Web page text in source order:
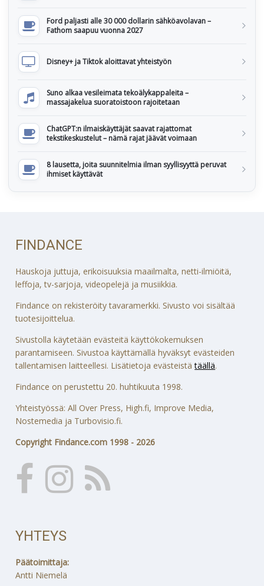
Ford paljasti alle 30 000 dollarin sähköavolavan –
Fathom saapuu vuonna 2027
Disney+ ja Tiktok aloittavat yhteistyön
Suno alkaa vesileimata tekoälykappaleita –
massajakelua suoratoistoon rajoitetaan
ChatGPT:n ilmaiskäyttäjät saavat rajattomat
tekstikeskustelut – nämä rajat jäävät voimaan
8 lausetta, joita suunnitelmia ilman syyllisyyttä peruvat
ihmiset käyttävät
FINDANCE
Hauskoja juttuja, erikoisuuksia maailmalta, netti-ilmiöitä,
leffoja, tv-sarjoja, videopelejä ja musiikkia.
Findance on rekisteröity tavaramerkki. Sivusto voi sisältää
tuotesijoittelua.
Sivustolla käytetään evästeitä käyttökokemuksen
parantamiseen. Sivustoa käyttämällä hyväksyt evästeiden
tallentamisen laitteellesi. Lisätietoja evästeistätäällä.
Findance on perustettu 20. huhtikuuta 1998.
Yhteistyössä: All Over Press, High.fi, Improve Media,
Nostemedia ja Turbovisio.fi.
Copyright Findance.com 1998 - 2026
YHTEYS
Päätoimittaja:
Antti Niemelä